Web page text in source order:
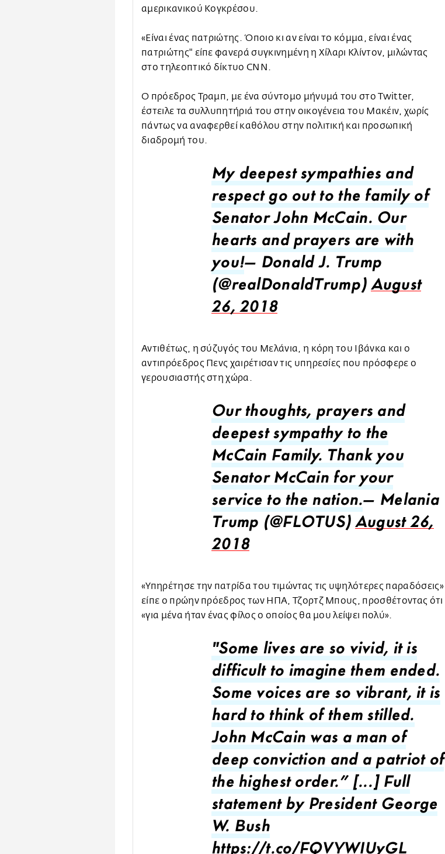
αμερικανικού Κογκρέσου.
«Είναι ένας πατριώτης. Όποιο κι αν είναι το κόμμα, είναι ένας
πατριώτης" είπε φανερά συγκινημένη η Χίλαρι Κλίντον, μιλώντας
στο τηλεοπτικό δίκτυο CNN.
Ο πρόεδρος Τραμπ, με ένα σύντομο μήνυμά του στο Twitter,
έστειλε τα συλλυπητήριά του στην οικογένεια του Μακέιν, χωρίς
πάντως να αναφερθεί καθόλου στην πολιτική και προσωπική
διαδρομή του.
My deepest sympathies and
respect go out to the family of
Senator John McCain. Our
hearts and prayers are with
you!— Donald J. Trump
(@realDonaldTrump) August
26, 2018
Αντιθέτως, η σύζυγός του Μελάνια, η κόρη του Ιβάνκα και ο
αντιπρόεδρος Πενς χαιρέτισαν τις υπηρεσίες που πρόσφερε ο
γερουσιαστής στη χώρα.
Our thoughts, prayers and
deepest sympathy to the
McCain Family. Thank you
Senator McCain for your
service to the nation.— Melania
Trump (@FLOTUS) August 26,
2018
«Υπηρέτησε την πατρίδα του τιμώντας τις υψηλότερες παραδόσεις»
είπε ο πρώην πρόεδρος των ΗΠΑ, Τζορτζ Μπους, προσθέτοντας ότι
«για μένα ήταν ένας φίλος ο οποίος θα μου λείψει πολύ».
"Some lives are so vivid, it is
difficult to imagine them ended.
Some voices are so vibrant, it is
hard to think of them stilled.
John McCain was a man of
deep conviction and a patriot of
the highest order.” [...] Full
statement by President George
W. Bush
https://t.co/FQVYWIUyGL